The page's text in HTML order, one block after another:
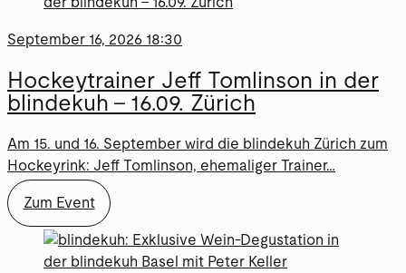
September 16, 2026 18:30
Hockeytrainer Jeff Tomlinson in der
blindekuh – 16.09. Zürich
Am 15. und 16. September wird die blindekuh Zürich zum
Hockeyrink: Jeff Tomlinson, ehemaliger Trainer…
Zum Event